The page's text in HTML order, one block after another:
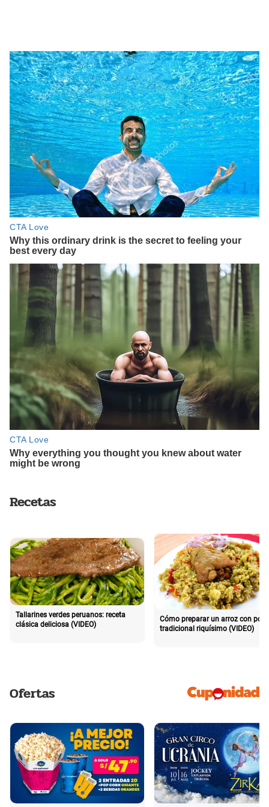
Recetas
Tallarines verdes peruanos: receta
clásica deliciosa (VIDEO)
Cómo preparar un arroz con pollo
tradicional riquísimo (VIDEO)
Ofertas